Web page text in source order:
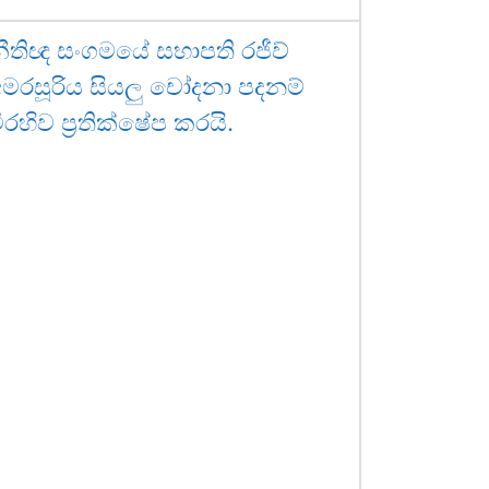
සංගමයේ සභාපති රජීව්
සියලු චෝදනා පදනම්
ප්‍රතික්ෂේප කරයි.